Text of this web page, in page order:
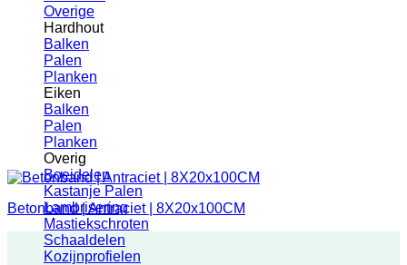
Overige
Hardhout
Balken
Palen
Planken
Eiken
Balken
Palen
Planken
Overig
Boeidelen
Kastanje Palen
Lambrisering
Mastiekschroten
Schaaldelen
Kozijnprofielen
Betonband | Antraciet | 8X20x100CM